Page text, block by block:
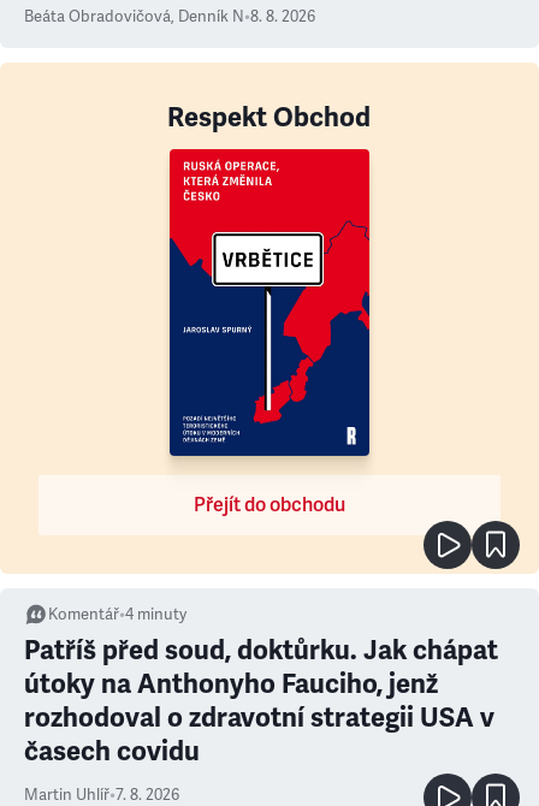
Beáta Obradovičová, Denník N•8. 8. 2026
Respekt Obchod
Přejít do obchodu
Komentář•4 minuty
Patříš před soud, doktůrku. Jak chápat
útoky na Anthonyho Fauciho, jenž
rozhodoval o zdravotní strategii USA v
časech covidu
Martin Uhlíř•7. 8. 2026